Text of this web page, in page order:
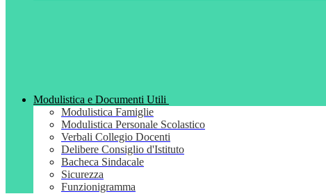
Modulistica e Documenti Utili
Modulistica Famiglie
Modulistica Personale Scolastico
Verbali Collegio Docenti
Delibere Consiglio d'Istituto
Bacheca Sindacale
Sicurezza
Funzionigramma